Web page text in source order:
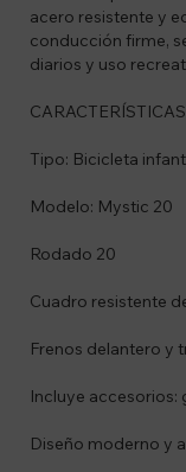
acero resistente y
conducción firme,
diarios y uso
CARACTERÍSTICAS
Tipo: Bicicleta
Modelo: Mystic 20
Rodado 20
Cuadro resistente
Frenos delantero y
Incluye
Diseño moderno y